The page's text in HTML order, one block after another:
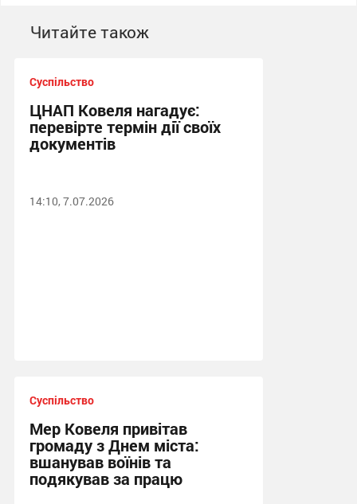
Читайте також
Суспільство
ЦНАП Ковеля нагадує:
перевірте термін дії своїх
документів
14:10, 7.07.2026
Суспільство
Мер Ковеля привітав
громаду з Днем міста:
вшанував воїнів та
подякував за працю